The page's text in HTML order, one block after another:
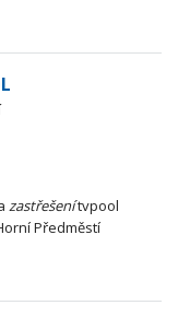
zastřešenítvpool
Předměstí